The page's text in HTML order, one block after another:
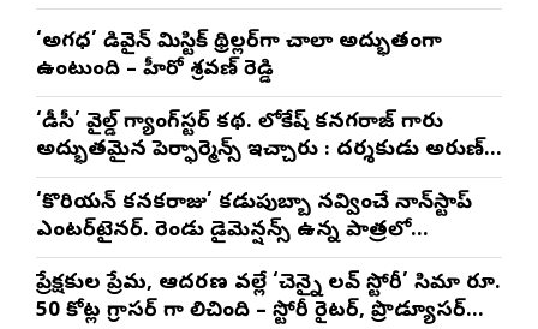
‘అగధ’ డివైన్ మిస్టిక్ థ్రిల్లర్‌గా చాలా అద్భుతంగా
ఉంటుంది – హీరో శ్రవణ్ రెడ్డి
‘డీసీ’ వైల్డ్ గ్యాంగ్‌స్టర్ కథ. లోకేష్ కనగరాజ్ గారు
అద్భుతమైన పెర్ఫార్మెన్స్ ఇచ్చారు : దర్శకుడు అరుణ్
మాథేశ్వరన్
‘కొరియన్ కనకరాజు’ కడుపుబ్బా నవ్వించే నాన్‌స్టాప్
ఎంటర్‌టైనర్. రెండు డైమెన్షన్స్ ఉన్న పాత్రలో
నటించడం చాలా సంతృప్తినిచ్చింది : వరుణ్ తేజ్
ప్రేక్షకుల ప్రేమ, ఆదరణ వల్లే ‘చెన్నై లవ్ స్టోరీ’ సినిమా రూ.
50 కోట్ల గ్రాసర్ గా నిలిచింది – స్టోరీ రైటర్, ప్రొడ్యూసర్